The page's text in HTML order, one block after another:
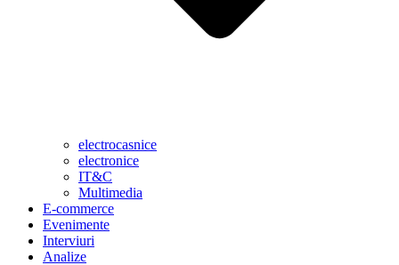
electrocasnice
electronice
IT&C
Multimedia
E-commerce
Evenimente
Interviuri
Analize